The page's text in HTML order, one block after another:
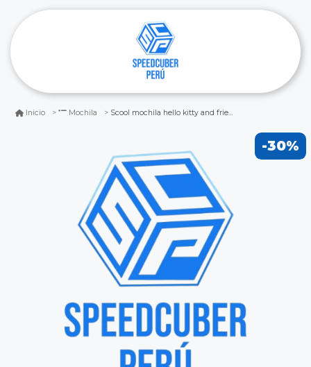
Inicio Mochila Scool mochila hello kitty and friends 2 bolsillos
-30%